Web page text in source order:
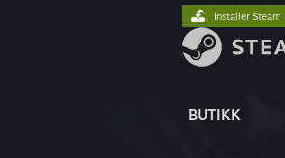
BUTIKK
Installer Steam